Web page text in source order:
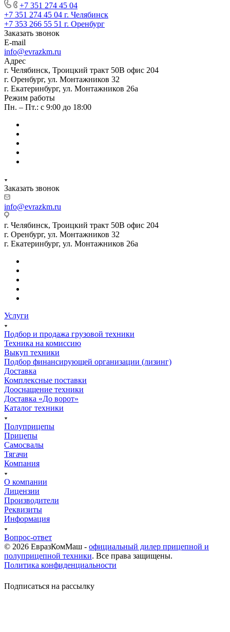
+7 351 274 45 04
+7 351 274 45 04 г. Челябинск
+7 353 266 55 51 г. Оренбург
Заказать звонок
E-mail
info@evrazkm.ru
Адрес
г. Челябинск, Троицкий тракт 50В офис 204
г. Оренбург, ул. Монтажников 32
г. Екатеринбург, ул. Монтажников 26а
Режим работы
Пн. – Пт.: с 9:00 до 18:00
Заказать звонок
info@evrazkm.ru
г. Челябинск, Троицкий тракт 50В офис 204
г. Оренбург, ул. Монтажников 32
г. Екатеринбург, ул. Монтажников 26а
Услуги
Подбор и продажа грузовой техники
Техника на комиссию
Выкуп техники
Подбор финансирующей организации (лизинг)
Доставка
Комплексные поставки
Дооснащение техники
Доставка «До ворот»
Каталог техники
Полуприцепы
Прицепы
Самосвалы
Тягачи
Компания
О компании
Лицензии
Производители
Реквизиты
Информация
Вопрос-ответ
© 2026 ЕвразКомМаш - официальный дилер прицепной и
полуприцепной техники. Все права защищены.
Политика конфиденциальности
Подписаться на рассылку